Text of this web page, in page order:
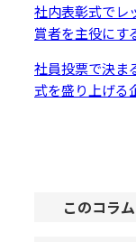
社内表彰式でレ
賞者を主役にす
社員投票で決ま
式を盛り上げる
このコラ